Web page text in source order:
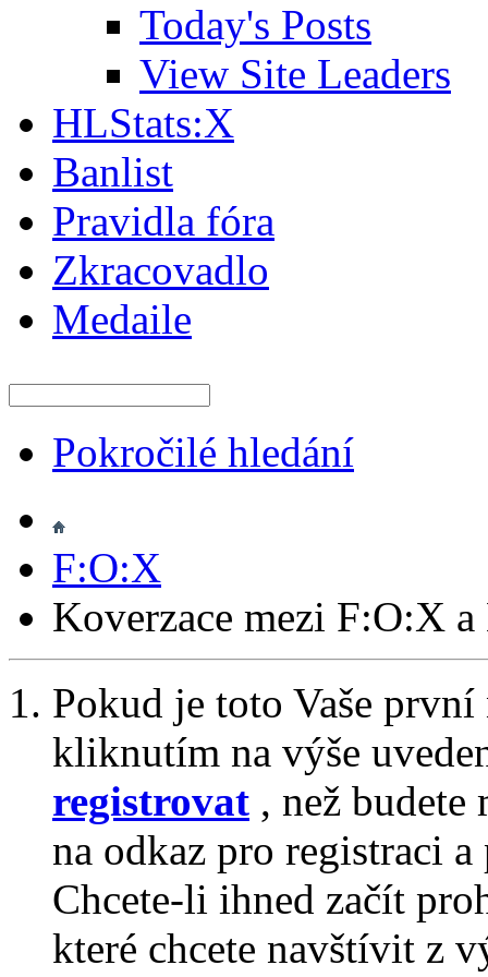
Today's Posts
View Site Leaders
HLStats:X
Banlist
Pravidla fóra
Zkracovadlo
Medaile
Pokročilé hledání
F:O:X
Koverzace mezi F:O:X
Pokud je toto Vaše
kliknutím na výše
registrovat , než
na odkaz pro registraci
Chcete-li ihned začít
které chcete navštívit z